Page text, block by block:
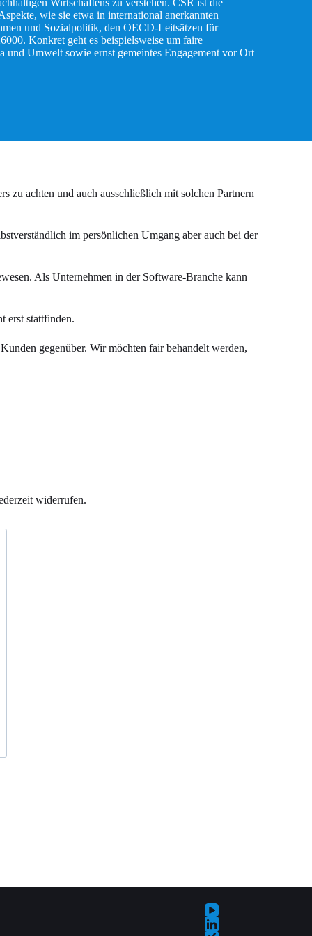
Wirtschaftens zu verstehen. CSR ist die
wie sie etwa in international anerkannten
und Sozialpolitik, den OECD-Leitsätzen für
Konkret geht es beispielsweise um faire
und Umwelt sowie ernst gemeintes Engagement vor Ort
zu achten und auch ausschließlich mit solchen Partnern
im persönlichen Umgang aber auch bei der
Als Unternehmen in der Software-Branche kann
erst stattfinden.
gegenüber. Wir möchten fair behandelt werden,
widerrufen.